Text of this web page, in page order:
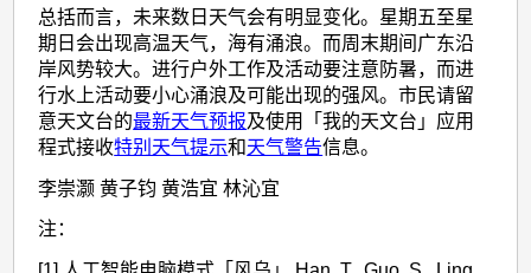
总括而言，未来数日天气会有明显变化。星期五至星
期日会出现高温天气，海有涌浪。而周末期间广东沿
岸风势较大。进行户外工作及活动要注意防暑，而进
行水上活动要小心涌浪及可能出现的强风。市民请留
意天文台的最新天气预报及使用「我的天文台」应用
程式接收特别天气提示和天气警告信息。
李崇灏 黄子钧 黄浩宜 林沁宜
注：